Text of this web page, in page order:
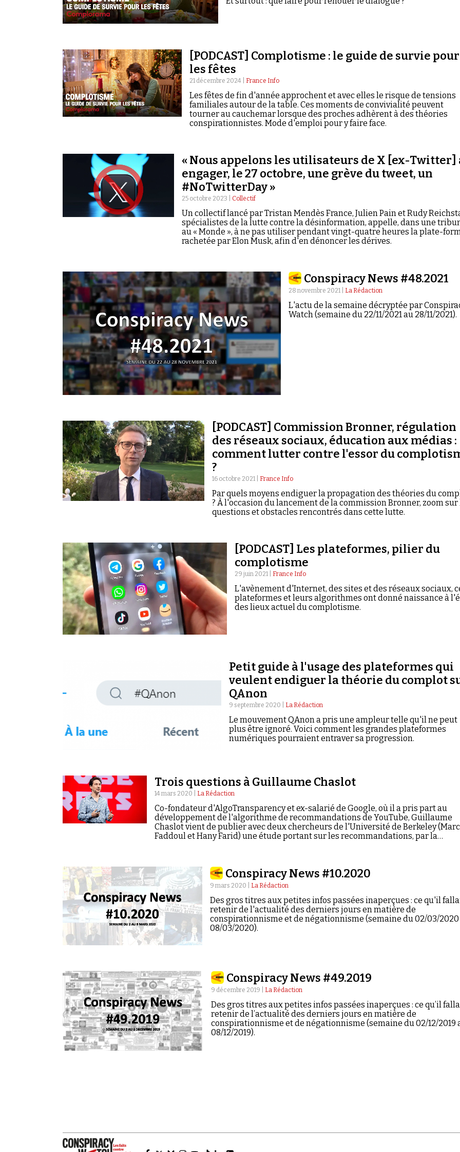
[PODCAST] Complotisme : le guide de survie pour
les fêtes
21 décembre 2024 | France Info
Les fêtes de fin d'année approchent et avec elles le risque de tensions
familiales autour de la table. Ces moments de convivialité peuvent
tourner au cauchemar lorsque des proches adhèrent à des théories
conspirationnistes. Mode d'emploi pour y faire face.
« Nous appelons les utilisateurs de X [ex-Twitter]
engager, le 27 octobre, une grève du tweet, un
#NoTwitterDay »
25 octobre 2023 | Collectif
Un collectif lancé par Tristan Mendès France, Julien Pain et Rudy
spécialistes de la lutte contre la désinformation, appelle, dans une
au « Monde », à ne pas utiliser pendant vingt-quatre heures la plate-
rachetée par Elon Musk, afin d'en dénoncer les dérives.
Conspiracy News #48.2021
28 novembre 2021 | La Rédaction
L'actu de la semaine décryptée par
Watch (semaine du 22/11/2021 au 28/11/2021).
[PODCAST] Commission Bronner, régulation
des réseaux sociaux, éducation aux médias :
comment lutter contre l'essor du
?
16 octobre 2021 | France Info
Par quels moyens endiguer la propagation des théories du
? À l'occasion du lancement de la commission Bronner, zoom sur
questions et obstacles rencontrés dans cette lutte.
[PODCAST] Les plateformes, pilier du
complotisme
29 juin 2021 | France Info
L'avènement d'Internet, des sites et des réseaux sociaux,
plateformes et leurs algorithmes ont donné naissance à
des lieux actuel du complotisme.
Petit guide à l'usage des plateformes qui
veulent endiguer la théorie du complot
QAnon
9 septembre 2020 | La Rédaction
Le mouvement QAnon a pris une ampleur telle qu'il ne peut
plus être ignoré. Voici comment les grandes plateformes
numériques pourraient entraver sa progression.
Trois questions à Guillaume Chaslot
14 mars 2020 | La Rédaction
Co-fondateur d'AlgoTransparency et ex-salarié de Google, où il a pris part au
développement de l'algorithme de recommandations de YouTube, Guillaume
Chaslot vient de publier avec deux chercheurs de l'Université de Berkeley (Marc
Faddoul et Hany Farid) une étude portant sur les recommandations, par la
Conspiracy News #10.2020
9 mars 2020 | La Rédaction
Des gros titres aux petites infos passées inaperçues : ce qu'il
retenir de l'actualité des derniers jours en matière de
conspirationnisme et de négationnisme (semaine du 02/03/2020
08/03/2020).
Conspiracy News #49.2019
9 décembre 2019 | La Rédaction
Des gros titres aux petites infos passées inaperçues : ce qu’il
retenir de l’actualité des derniers jours en matière de
conspirationnisme et de négationnisme (semaine du 02/12/2019
08/12/2019).